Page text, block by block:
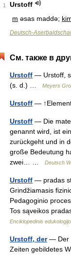
1
Urstoff
m əsas maddə;
Deutsch-
См. также в
Urstoff — Urstoff,
(s. d.) …
Meyers
Urstoff —
Urstoff — Die
genannt wird, ist
zurückgeht und in
große Bedeutung
zwei… …
Deutsch
Urstoff — pradas
Grindžiamasis
Pedagoginio
Tos sąveikos
Enciklopedinis
Urstoff, der— Der
Zeiten gebildetes